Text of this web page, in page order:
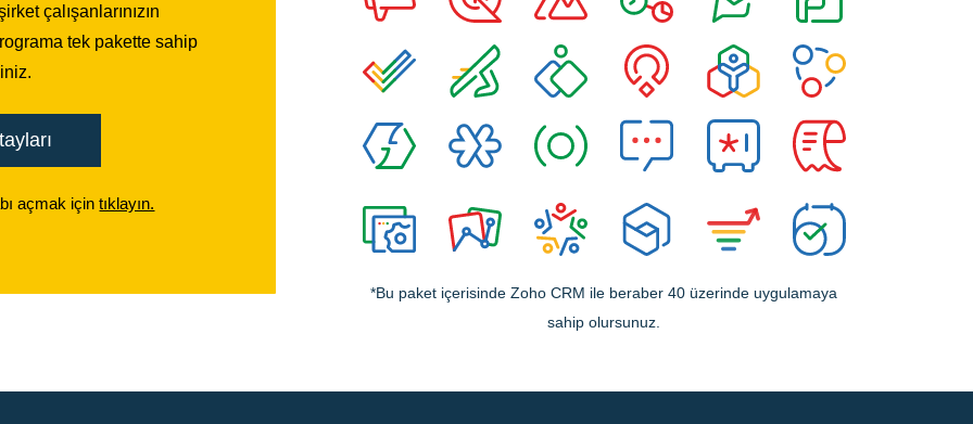
çalışanlarınızın
tek pakette sahip
açmak içintıklayın.
*Bu paket içerisinde Zoho CRM ile beraber 40 üzerinde uygulamaya
sahip olursunuz.